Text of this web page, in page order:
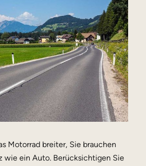
Motorrad breiter, Sie brauchen
wie ein Auto. Berücksichtigen Sie